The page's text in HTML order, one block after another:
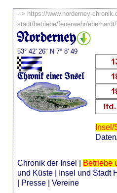
--> https://www.norderney-
stadt/betriebe/feuerwehr/
Norderney
53° 42' 26" N 7° 8' 49
Chronik einer Insel
Insel/
Chronik der Insel Betriebe
und Küste
Insel und Stadt
Presse |Vereine